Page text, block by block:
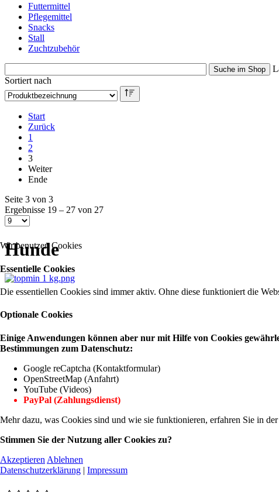
Futtermittel
Pflegemittel
Snacks
Stall
Zuchtzubehör
Sortiert nach
Start
Zurück
1
2
3
Weiter
Ende
Seite 3 von 3
Ergebnisse 19 – 27 von 27
Hunde
Wir benutzen Cookies
Essentielle Cookies
Die essentiellen Cookies sind immer aktiv. Ohne diese funktioniert die
Optionale Cookies
Einige Anwendungen können aber nur mit Hilfe von Cookies
Bestimmungen zum Datenschutz:
Google reCaptcha (Kontaktformular)
OpenStreetMap (Anfahrt)
YouTube (Videos)
PayPal (Zahlungsdienst)
Mehr dazu, was Cookies sind und wie sie funktionieren, erfahren Sie in
Stimmen Sie der Nutzung aller Cookies zu?
Akzeptieren Ablehnen
Datenschutzerklärung | Impressum